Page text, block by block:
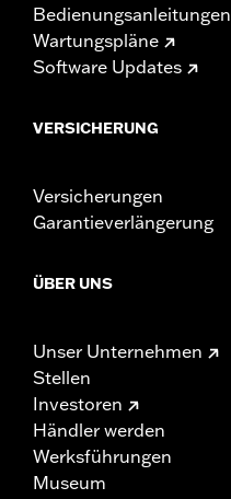
Bedienungsanleitungen
Wartungspläne
Software Updates
VERSICHERUNG
Versicherungen
Garantieverlängerung
ÜBER UNS
Unser Unternehmen
Stellen
Investoren
Händler werden
Werksführungen
Museum